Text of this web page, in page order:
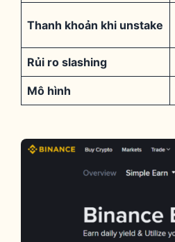
Thanh khoản khi unstake
Rủi ro slashing
Mô hình